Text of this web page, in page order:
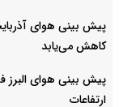
کاهش می‌یابد
ارتفاعات